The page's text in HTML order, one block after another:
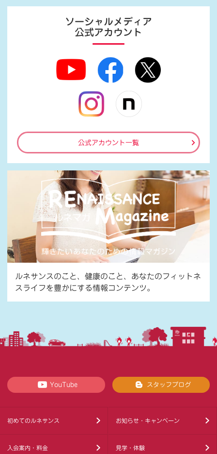
ソーシャルメディア
公式アカウント
公式アカウント一覧
ルネサンスのこと、健康のこと、あなたのフィットネ
スライフを豊かにする情報コンテンツ。
YouTube スタッフブログ
初めてのルネサンス お知らせ・キャンペーン
入会案内・料金 見学・体験